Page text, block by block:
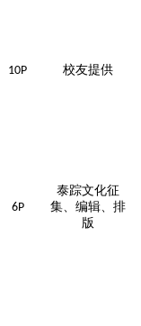
10P 校友提供
6P
泰踪文化征
集、编辑、排
版